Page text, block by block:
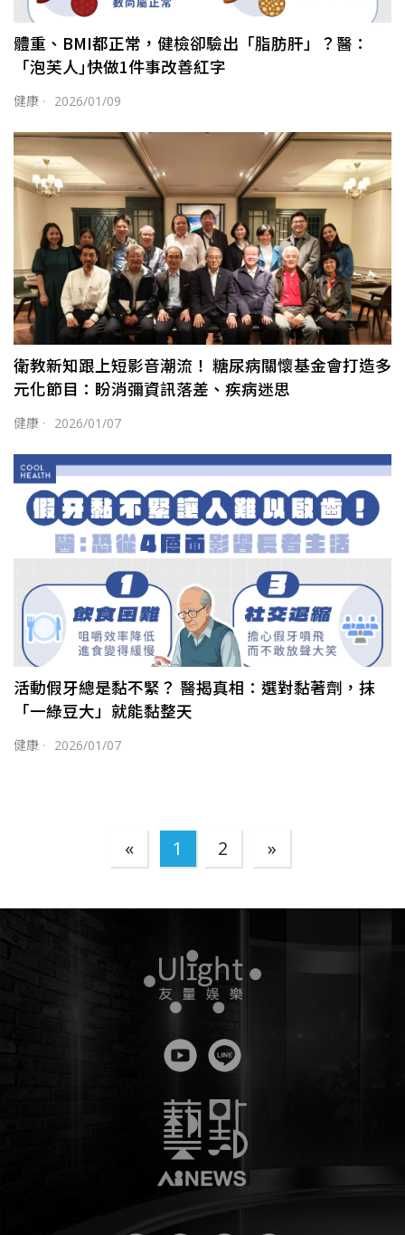
體重、BMI都正常，健檢卻驗出「脂肪肝」？醫：
「泡芙人｣快做1件事改善紅字
健康 · 2026/01/09
衛教新知跟上短影音潮流！ 糖尿病關懷基金會打造多
元化節目：盼消彌資訊落差、疾病迷思
健康 · 2026/01/07
活動假牙總是黏不緊？ 醫揭真相：選對黏著劑，抹
「一綠豆大」就能黏整天
健康 · 2026/01/07
« 1 2 »